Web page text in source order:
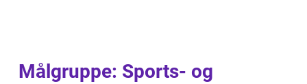
Målgruppe: Sports- og